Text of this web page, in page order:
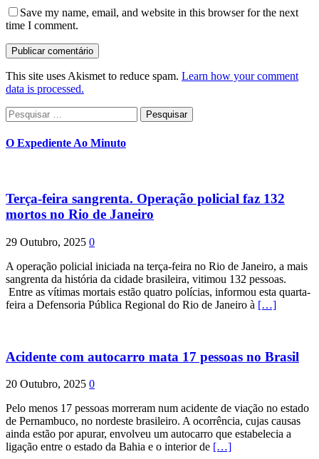
Save my name, email, and website in this browser for the next
time I comment.
This site uses Akismet to reduce spam. Learn how your comment
data is processed.
Pesquisar
por:
O Expediente Ao Minuto
Terça-feira sangrenta. Operação policial faz 132
mortos no Rio de Janeiro
29 Outubro, 2025 0
A operação policial iniciada na terça-feira no Rio de Janeiro, a mais
sangrenta da história da cidade brasileira, vitimou 132 pessoas.
Entre as vítimas mortais estão quatro polícias, informou esta quarta-
feira a Defensoria Pública Regional do Rio de Janeiro à […]
Acidente com autocarro mata 17 pessoas no Brasil
20 Outubro, 2025 0
Pelo menos 17 pessoas morreram num acidente de viação no estado
de Pernambuco, no nordeste brasileiro. A ocorrência, cujas causas
ainda estão por apurar, envolveu um autocarro que estabelecia a
ligação entre o estado da Bahia e o interior de […]